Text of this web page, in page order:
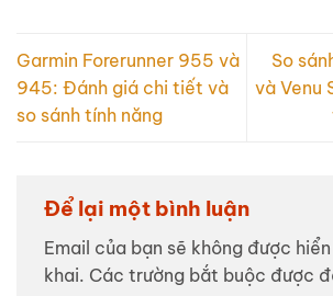
Garmin Forerunner 955 và
945: Đánh giá chi tiết và
so sánh tính năng
So
và Venu
Để lại một bình luận
Email của bạn sẽ không được
khai. Các trường bắt buộc được